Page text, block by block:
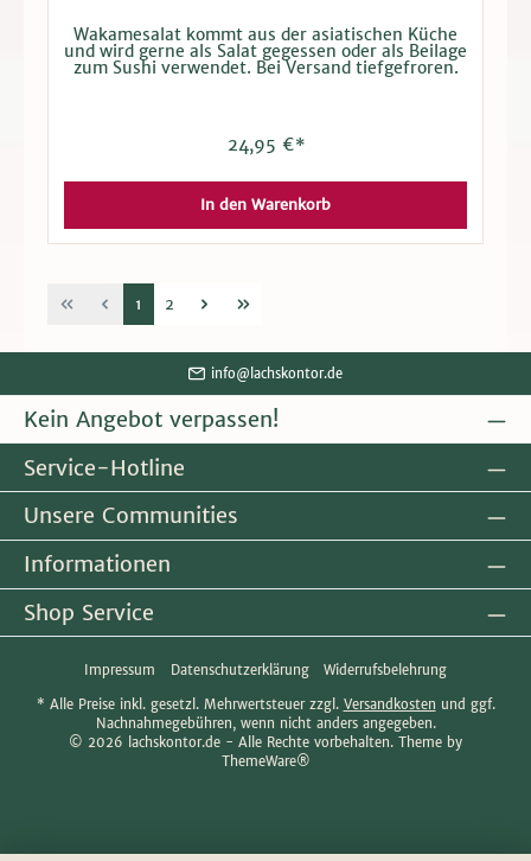
Wakamesalat kommt aus der asiatischen Küche
und wird gerne als Salat gegessen oder als Beilage
zum Sushi verwendet. Bei Versand tiefgefroren.
24,95 €*
In den Warenkorb
1 2
info@lachskontor.de
Kein Angebot verpassen!
Service-Hotline
Unsere Communities
Informationen
Shop Service
Impressum Datenschutzerklärung Widerrufsbelehrung
* Alle Preise inkl. gesetzl. Mehrwertsteuer zzgl. Versandkosten und ggf.
Nachnahmegebühren, wenn nicht anders angegeben.
© 2026 lachskontor.de - Alle Rechte vorbehalten. Theme by
ThemeWare®